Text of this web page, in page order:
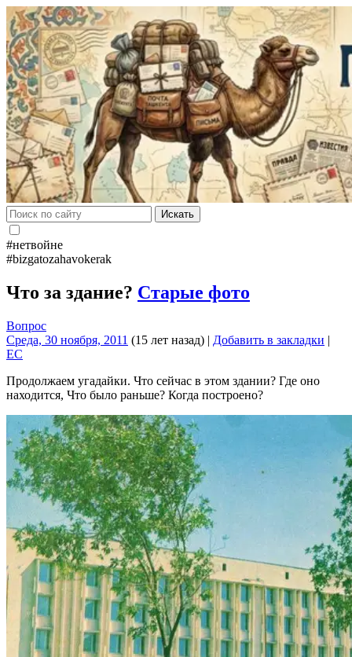
Искать
#нетвойне
#bizgatozahavokerak
Что за здание? Старые фото
Вопрос
Среда, 30 ноября, 2011 (15 лет назад) | Добавить в закладки |
EC
Продолжаем угадайки. Что сейчас в этом здании? Где оно
находится, Что было раньше? Когда построено?